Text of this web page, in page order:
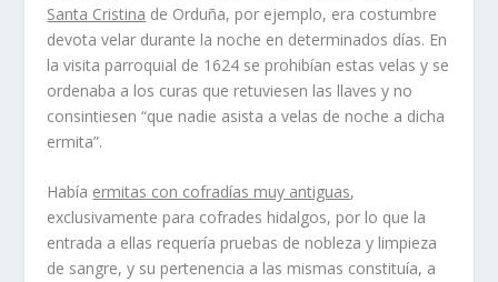
Santa Cristina de Orduña, por ejemplo, era costumbre
devota velar durante la noche en determinados días. En
la visita parroquial de 1624 se prohibían estas velas y se
ordenaba a los curas que retuviesen las llaves y no
consintiesen “que nadie asista a velas de noche a dicha
ermita”.
Había ermitas con cofradías muy antiguas,
exclusivamente para cofrades hidalgos, por lo que la
entrada a ellas requería pruebas de nobleza y limpieza
de sangre, y su pertenencia a las mismas constituía, a